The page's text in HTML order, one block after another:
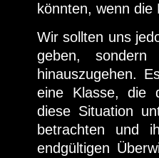
könnten, wenn
Wir sollten uns
geben, sondern
hinauszugehen.
eine Klasse, die
diese Situation
betrachten und
endgültigen